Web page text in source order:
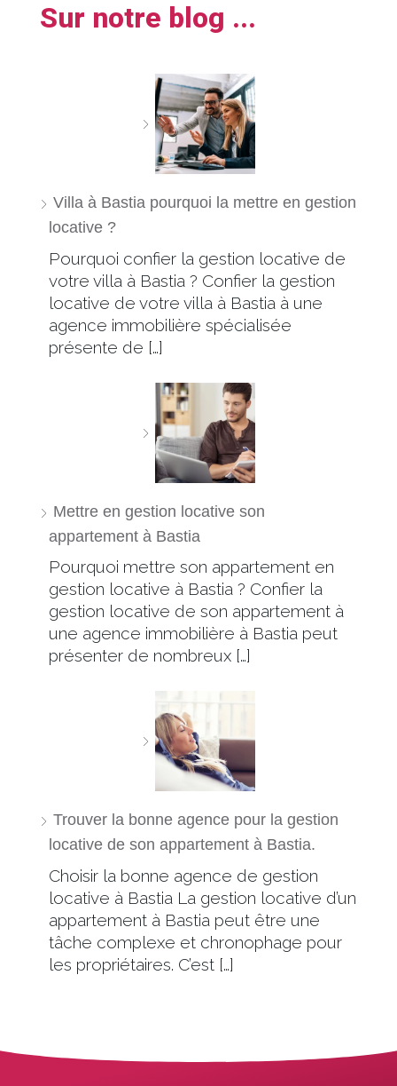
Sur notre blog ...
Villa à Bastia pourquoi la mettre en gestion
locative ?
Pourquoi confier la gestion locative de
votre villa à Bastia ? Confier la gestion
locative de votre villa à Bastia à une
agence immobilière spécialisée
présente de […]
Mettre en gestion locative son
appartement à Bastia
Pourquoi mettre son appartement en
gestion locative à Bastia ? Confier la
gestion locative de son appartement à
une agence immobilière à Bastia peut
présenter de nombreux […]
Trouver la bonne agence pour la gestion
locative de son appartement à Bastia.
Choisir la bonne agence de gestion
locative à Bastia La gestion locative d’un
appartement à Bastia peut être une
tâche complexe et chronophage pour
les propriétaires. C’est […]